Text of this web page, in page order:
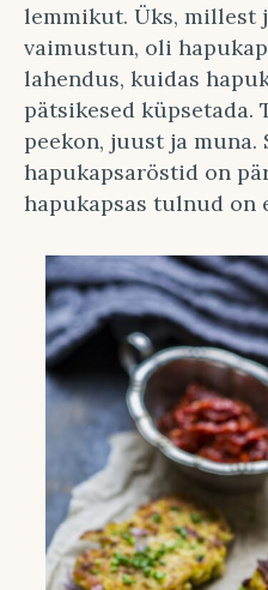
lemmikut. Üks, millest
vaimustun, oli
lahendus, kuidas
pätsikesed küpsetada.
peekon, juust ja muna.
hapukapsaröstid on
hapukapsas tulnud on